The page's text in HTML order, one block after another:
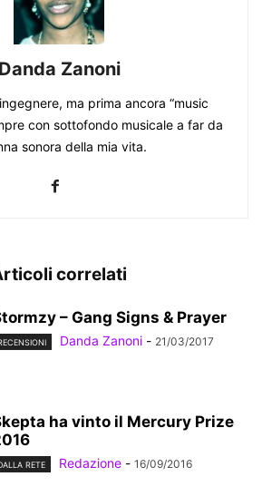
Danda Zanoni
ma prima ancora “music
con sottofondo musicale a far da
sonora della mia vita.
correlati
– Gang Signs & Prayer
Danda Zanoni - 21/03/2017
ha vinto il Mercury Prize
RETE Redazione - 16/09/2016